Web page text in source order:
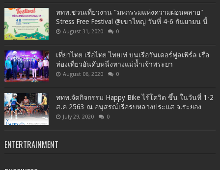
ททท.ชวนเที่ยวงาน "มหกรรมแห่งความผ่อนคลาย"
Stress Free Festival @เขาใหญ่ วันที่ 4-6 กันยายน นี้
August 31, 2020 0
เที่ยวไทย เรือไทย ไทยเท่ บนเรือวันเดอร์ฟูลเพิร์ล เรือ
ท่องเที่ยวอันดับหนึ่งทางแม่น้ำเจ้าพระยา
August 06, 2020 0
ททท.จัดกิจกรรม Happy Bike ไร้โควิด ขึ้น ในวันที่ 1-2
ส.ค 2563 ณ อนุสรณ์เรือรบหลวงประแส จ.ระยอง
July 29, 2020 0
ENTERTRAINMENT